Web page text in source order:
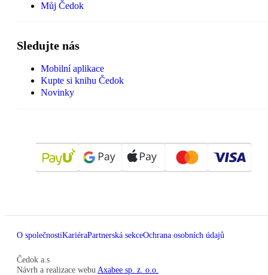
Můj Čedok
Sledujte nás
Mobilní aplikace
Kupte si knihu Čedok
Novinky
O společnostiKariéraPartnerská sekceOchrana osobních údajů
Čedok a.s
Návrh a realizace webu Axabee sp. z. o.o.